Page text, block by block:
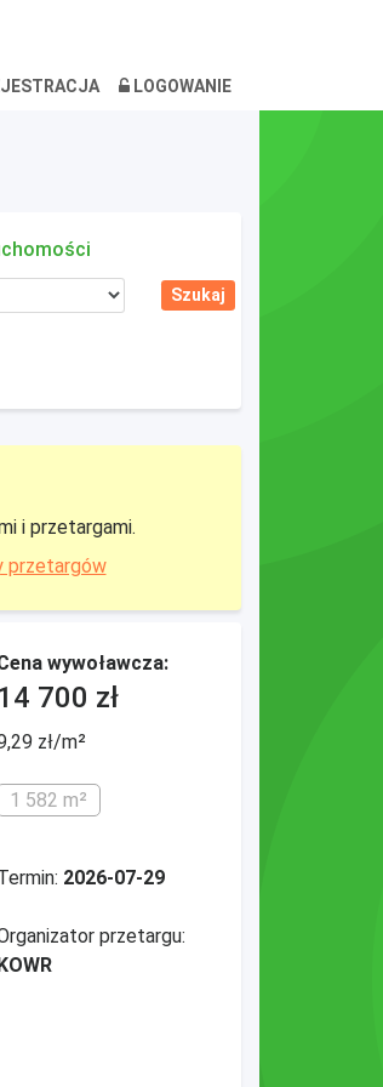
LOGOWANIE
i przetargami.
przetargów
wywoławcza:
14 700 zł
zł/m²
1 582 m²
2026-07-29
przetargu: